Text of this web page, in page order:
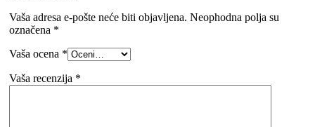
Vaša adresa e-pošte neće biti objavljena. Neophodna polja su
označena *
Vaša ocena *
Vaša recenzija *